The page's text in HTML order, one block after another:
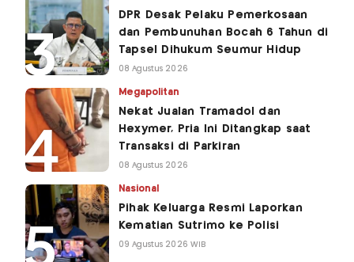
DPR Desak Pelaku Pemerkosaan
dan Pembunuhan Bocah 6 Tahun di
Tapsel Dihukum Seumur Hidup
08 Agustus 2026
Megapolitan
Nekat Jualan Tramadol dan
Hexymer, Pria Ini Ditangkap saat
Transaksi di Parkiran
08 Agustus 2026
Nasional
Pihak Keluarga Resmi Laporkan
Kematian Sutrimo ke Polisi
09 Agustus 2026 WIB